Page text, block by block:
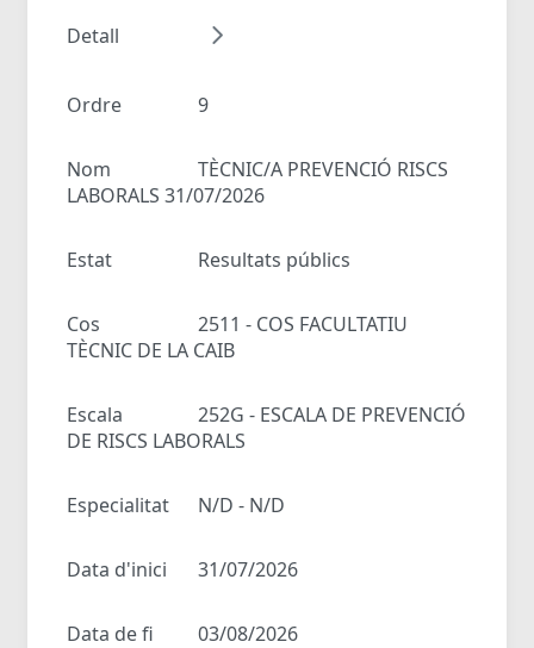
Detall
Ordre 9
Nom
TÈCNIC/A PREVENCIÓ RISCS
LABORALS 31/07/2026
Estat Resultats públics
Cos
2511 - COS FACULTATIU
TÈCNIC DE LA CAIB
Escala
252G - ESCALA DE PREVENCIÓ
DE RISCS LABORALS
Especialitat N/D - N/D
Data d'inici 31/07/2026
Data de fi 03/08/2026